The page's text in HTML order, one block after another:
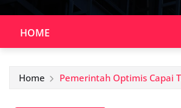
HOME
Home Pemerintah Optimis Capai